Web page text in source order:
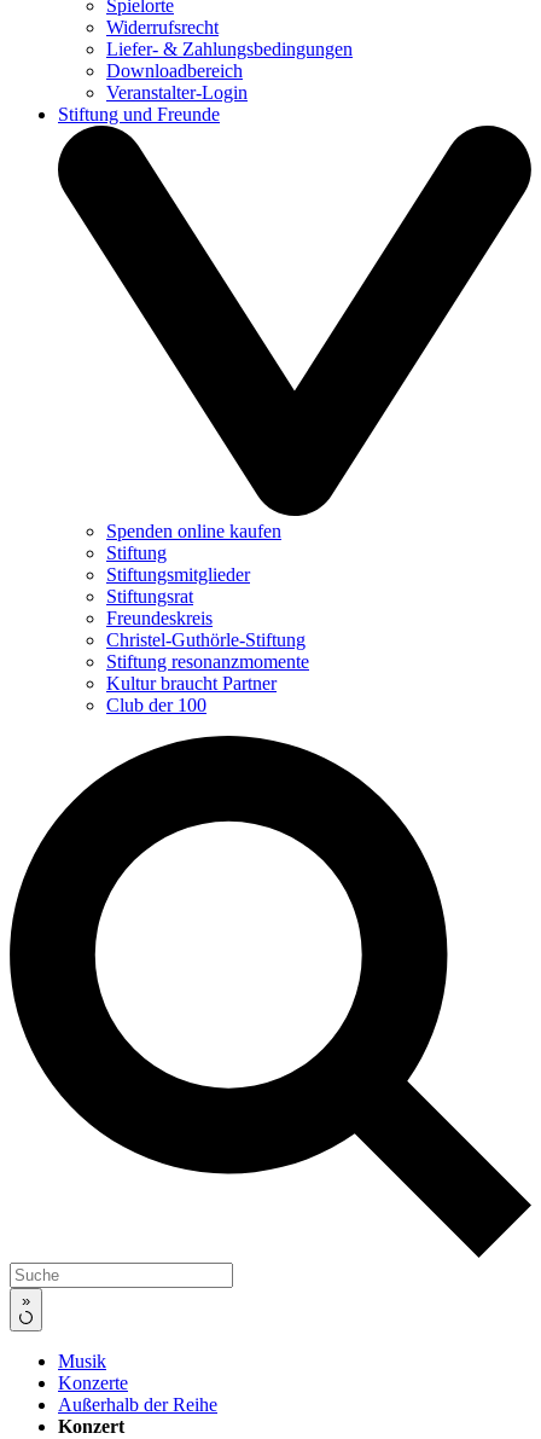
Spielorte
Widerrufsrecht
Liefer- & Zahlungsbedingungen
Downloadbereich
Veranstalter-Login
Stiftung und Freunde
Spenden online kaufen
Stiftung
Stiftungsmitglieder
Stiftungsrat
Freundeskreis
Christel-Guthörle-Stiftung
Stiftung resonanzmomente
Kultur braucht Partner
Club der 100
»
Musik
Konzerte
Außerhalb der Reihe
Konzert